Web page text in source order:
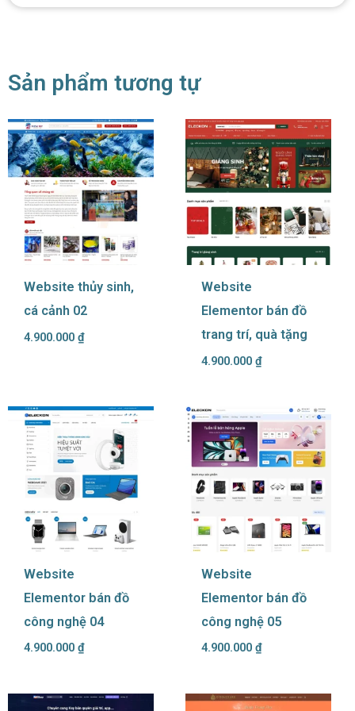
Sản phẩm tương tự
Website thủy sinh,
cá cảnh 02
4.900.000 ₫
Website
Elementor bán đồ
trang trí, quà tặng
4.900.000 ₫
Website
Elementor bán đồ
công nghệ 04
4.900.000 ₫
Website
Elementor bán đồ
công nghệ 05
4.900.000 ₫